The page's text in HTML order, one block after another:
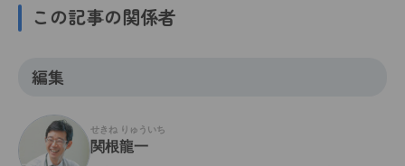
この記事の関係者
編集
せきね りゅういち
関根龍一